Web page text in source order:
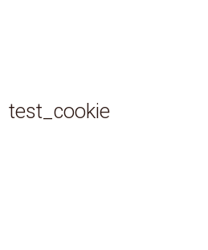
test_cookie